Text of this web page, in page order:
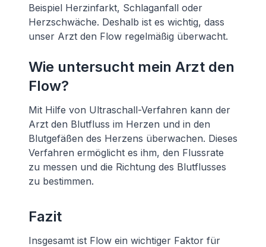
Beispiel Herzinfarkt, Schlaganfall oder
Herzschwäche. Deshalb ist es wichtig, dass
unser Arzt den Flow regelmäßig überwacht.
Wie untersucht mein Arzt den
Flow?
Mit Hilfe von Ultraschall-Verfahren kann der
Arzt den Blutfluss im Herzen und in den
Blutgefäßen des Herzens überwachen. Dieses
Verfahren ermöglicht es ihm, den Flussrate
zu messen und die Richtung des Blutflusses
zu bestimmen.
Fazit
Insgesamt ist Flow ein wichtiger Faktor für